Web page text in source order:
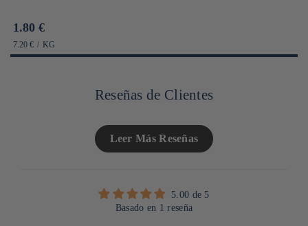
Prix
habituel
1.80 €
PRIX
UNITAIRE
7.20 € / PAR
KG
Reseñas de Clientes
Leer Más Reseñas
5.00 de 5
Basado en 1 reseña